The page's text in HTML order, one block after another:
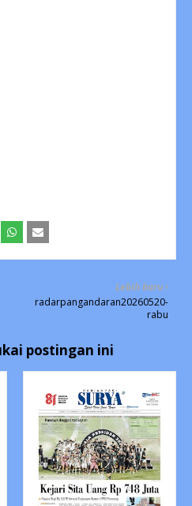
Lebih baru
radarpangandaran20260520-
rabu
postingan ini